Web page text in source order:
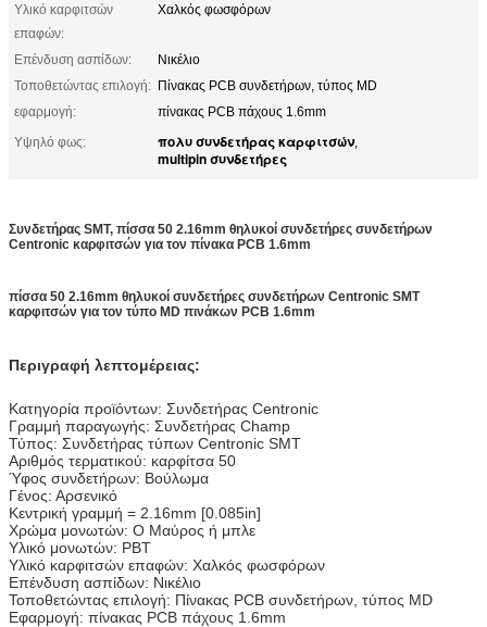
Υλικό καρφιτσών
επαφών:
Χαλκός φωσφόρων
Επένδυση ασπίδων:
Νικέλιο
Τοποθετώντας επιλογή: Πίνακας PCB συνδετήρων, τύπος MD
εφαρμογή:
πίνακας PCB πάχους 1.6mm
Υψηλό φως:
πολυ συνδετήρας καρφιτσών,
multipin συνδετήρες
Συνδετήρας SMT, πίσσα 50 2.16mm θηλυκοί συνδετήρες συνδετήρων
Centronic καρφιτσών για τον πίνακα PCB 1.6mm
πίσσα 50 2.16mm θηλυκοί συνδετήρες συνδετήρων Centronic SMT
καρφιτσών για τον τύπο MD πινάκων PCB 1.6mm
Περιγραφή λεπτομέρειας:
Κατηγορία προϊόντων: Συνδετήρας Centronic
Γραμμή παραγωγής: Συνδετήρας Champ
Τύπος: Συνδετήρας τύπων Centronic SMT
Αριθμός τερματικού: καρφίτσα 50
Ύφος συνδετήρων: Βούλωμα
Γένος: Αρσενικό
Κεντρική γραμμή = 2.16mm [0.085in]
Χρώμα μονωτών: Ο Μαύρος ή μπλε
Υλικό μονωτών: PBT
Υλικό καρφιτσών επαφών: Χαλκός φωσφόρων
Επένδυση ασπίδων: Νικέλιο
Τοποθετώντας επιλογή: Πίνακας PCB συνδετήρων, τύπος MD
Εφαρμογή: πίνακας PCB πάχους 1.6mm